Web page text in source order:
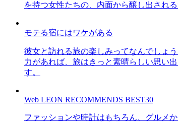
を持つ女性たちの、内面から醸し出され
モテる宿にはワケがある
彼女と訪れる旅の楽しみってなんでしょ
力があれば、旅はきっと素晴らしい思い
す。
Web LEON RECOMMENDS BEST30
ファッションや時計はもちろん、グルメ